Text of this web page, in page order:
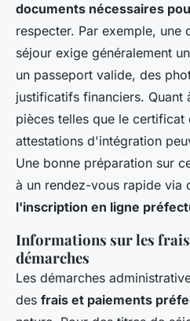
documents nécessaires
respecter. Par exemple, une
séjour exige généralement
un passeport valide, des
justificatifs financiers. Quant
pièces telles que le certificat
attestations d'intégration
Une bonne préparation sur
à un rendez-vous rapide via
l'inscription en ligne
Informations sur les
démarches
Les démarches
des frais et paiements